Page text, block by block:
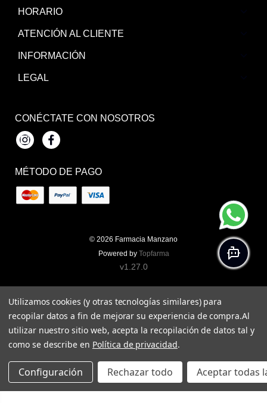
HORARIO
ATENCIÓN AL CLIENTE
INFORMACIÓN
LEGAL
CONÉCTATE CON NOSOTROS
InstagramFacebook
MÉTODO DE PAGO
© 2026 Farmacia Manzano
Powered by Topfarma
v1.27.0
Utilizamos cookies (y otras tecnologías similares) para
recopilar datos a fin de mejorar su experiencia de compra.Al
utilizar nuestro sitio web, acepta la recopilación de datos tal y
como se describe en Política de privacidad.
Configuración Rechazar todo Aceptar todas